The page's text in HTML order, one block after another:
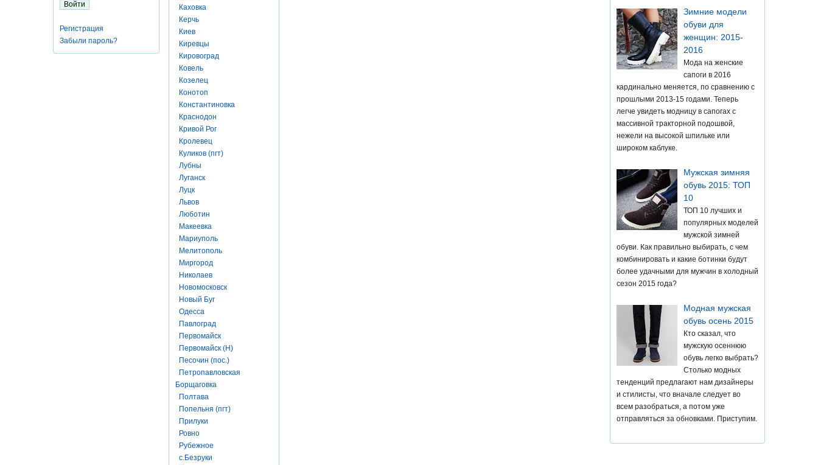
Регистрация
Забыли пароль?
Каховка
Керчь
Киев
Киревцы
Кировоград
Ковель
Козелец
Конотоп
Константиновка
Краснодон
Кривой Рог
Кролевец
Куликов (пгт)
Лубны
Луганск
Луцк
Львов
Люботин
Макеевка
Мариуполь
Мелитополь
Миргород
Николаев
Новомосковск
Новый Буг
Одесса
Павлоград
Первомайск
Первомайск (Н)
Песочин (пос.)
Петропавловская
Борщаговка
Полтава
Попельня (пгт)
Прилуки
Ровно
Рубежное
с.Безруки
Зимние модели
обуви для
женщин: 2015-
2016
Мода на женские
сапоги в 2016
кардинально меняется, по сравнению с
прошлыми 2013-15 годами. Теперь
легче увидеть модницу в сапогах с
массивной тракторной подошвой,
нежели на высокой шпильке или
широком каблуке.
Мужская зимняя
обувь 2015: ТОП
10
ТОП 10 лучших и
популярных моделей
мужской зимней
обуви. Как правильно выбирать, с чем
комбинировать и какие ботинки будут
более удачными для мужчин в холодный
сезон 2015 года?
Модная мужская
обувь осень 2015
Кто сказал, что
мужскую осеннюю
обувь легко выбрать?
Столько модных
тенденций предлагают нам дизайнеры
и стилисты, что вначале следует во
всем разобраться, а потом уже
отправляться за обновками. Приступим.